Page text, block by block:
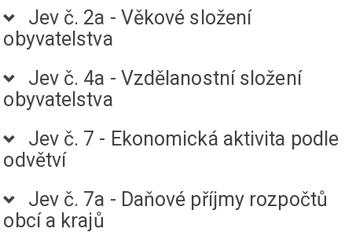
Jev č. 2a - Věkové složení
obyvatelstva
Jev č. 4a - Vzdělanostní složení
obyvatelstva
Jev č. 7 - Ekonomická aktivita podle
odvětví
Jev č. 7a - Daňové příjmy rozpočtů
obcí a krajů